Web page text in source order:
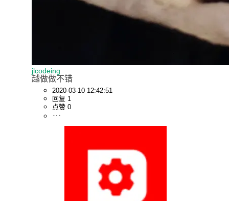
jlcodeing
越做做不错
2020-03-10 12:42:51
回复 1
点赞 0